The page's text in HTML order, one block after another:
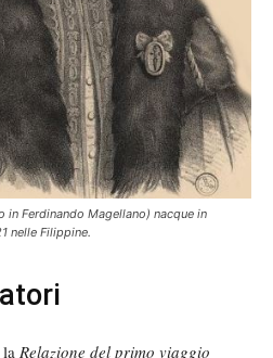
in Ferdinando Magellano) nacque in
nelle Filippine.
Relazione del primo viaggio